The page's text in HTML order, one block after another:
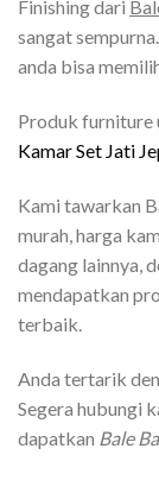
Finishing dari
sangat
anda bisa
Produk furniture
Kamar Set Jati
Kami tawarkan
murah, harga
dagang lainnya,
mendapatkan
terbaik.
Anda tertarik
Segera hubungi
dapatkan Bale